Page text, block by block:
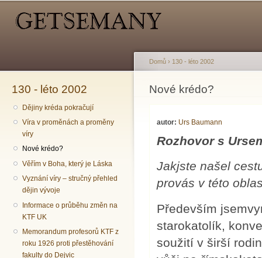
130 - léto 2002
Dějiny kréda pokračují
Víra v proměnách a proměny
víry
Nové krédo?
Věřím v Boha, který je Láska
Vyznání víry – stručný přehled
dějin vývoje
Informace o průběhu změn na
KTF UK
Memorandum profesorů KTF z
roku 1926 proti přestěhování
fakulty do Dejvic
Jste zde
Domů › 130 - léto 2002
Nové krédo?
autor: Urs Baumann
Rozhovor s
Jakjste našel
provás v této
Především
starokatolík,
soužití v širší